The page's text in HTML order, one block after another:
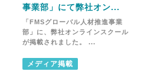
事業部」にて弊社オン...
「FMSグローバル人材推進事業
部」に、弊社オンラインスクール
が掲載されました。 ...
メディア掲載